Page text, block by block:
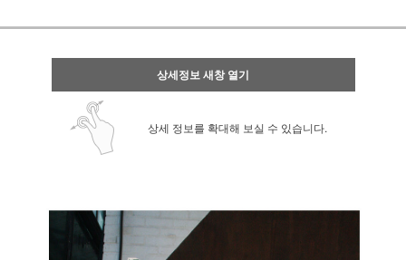
상세정보 새창 열기
상세 정보를 확대해 보실 수 있습니다.